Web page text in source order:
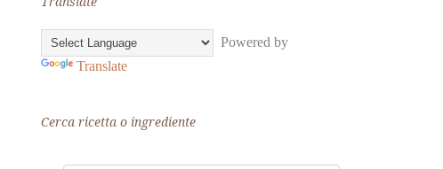
Powered by
Translate
Cerca ricetta o ingrediente